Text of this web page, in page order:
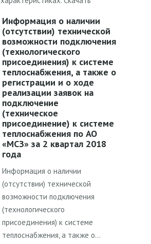
Информация о наличии
(отсутствии) технической
возможности подключения
(технологического
присоединения) к системе
теплоснабжения, а также о
регистрации и о ходе
реализации заявок на
подключение
(техническое
присоединение) к системе
теплоснабжения по АО
«МСЗ» за 2 квартал 2018
года
Информация о наличии
(отсутствии) технической
возможности подключения
(технологического
присоединения) к системе
теплоснабжения, а также о…